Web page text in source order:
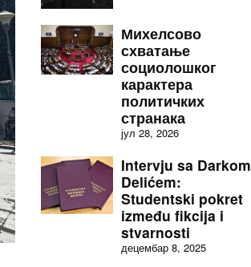
Михелсово
схватање
социолошког
карактера
политичких
странака
јул 28, 2026
Intervju sa Darkom
Delićem:
Studentski pokret
između fikcija i
stvarnosti
децембар 8, 2025